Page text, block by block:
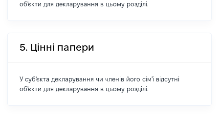
об'єкти для декларування в цьому розділі.
5. Цінні папери
У суб'єкта декларування чи членів його сім'ї відсутні
об'єкти для декларування в цьому розділі.